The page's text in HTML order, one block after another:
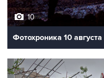
10
Фотохроника 10 августа